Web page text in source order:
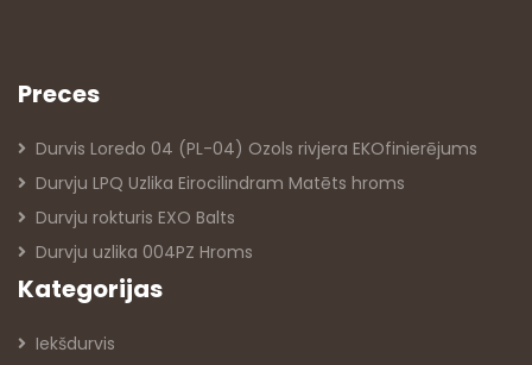
Preces
Durvis Loredo 04 (PL-04) Ozols rivjera EKOfinierējums
Durvju LPQ Uzlika Eirocilindram Matēts hroms
Durvju rokturis EXO Balts
Durvju uzlika 004PZ Hroms
Kategorijas
Iekšdurvis